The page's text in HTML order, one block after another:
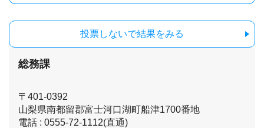
投票しないで結果をみる
総務課
〒401-0392
山梨県南都留郡富士河口湖町船津1700番地
電話 : 0555-72-1112(直通)